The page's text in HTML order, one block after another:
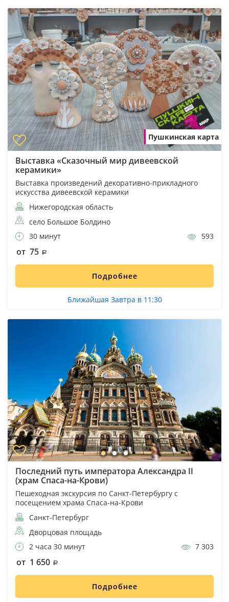
Пушкинская карта
Выставка «Сказочный мир дивеевской
керамики»
Выставка произведений декоративно-прикладного
искусства дивеевской керамики
Нижегородская область
село Большое Болдино
30 минут
593
от 75
Подробнее
Ближайшая Завтра в 11:30
Последний путь императора Александра II
(храм Спаса-на-Крови)
Пешеходная экскурсия по Санкт-Петербургу с
посещением храма Спаса-на-Крови
Санкт-Петербург
Дворцовая площадь
2 часа 30 минут
7 303
от 1 650
Подробнее